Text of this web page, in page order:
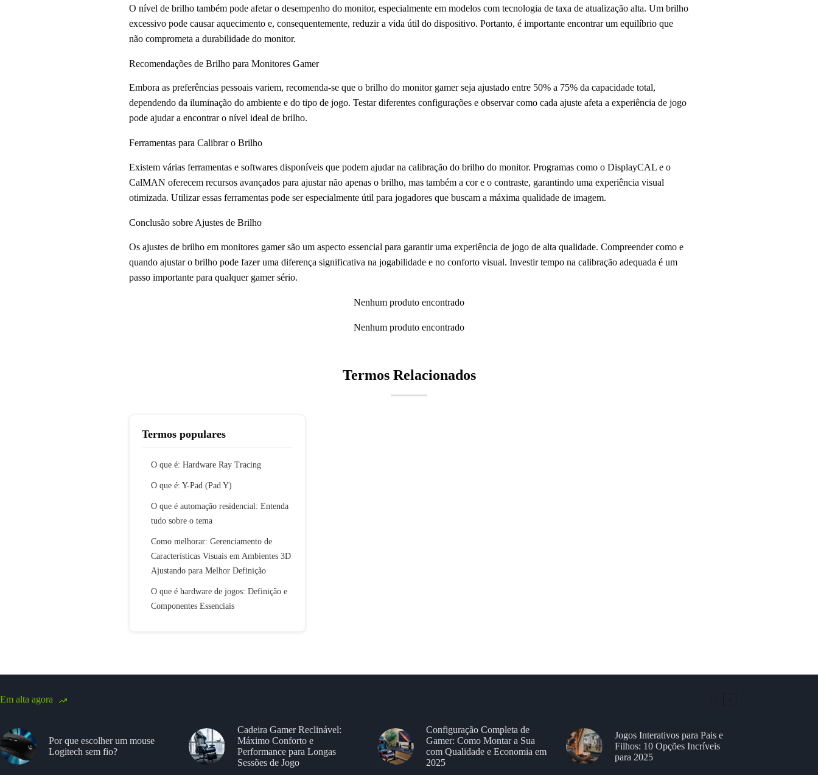
O nível de brilho também pode afetar o desempenho do monitor, especialmente em modelos com tecnologia de taxa de atualização alta. Um brilho
excessivo pode causar aquecimento e, consequentemente, reduzir a vida útil do dispositivo. Portanto, é importante encontrar um equilíbrio que
não comprometa a durabilidade do monitor.
Recomendações de Brilho para Monitores Gamer
Embora as preferências pessoais variem, recomenda-se que o brilho do monitor gamer seja ajustado entre 50% a 75% da capacidade total,
dependendo da iluminação do ambiente e do tipo de jogo. Testar diferentes configurações e observar como cada ajuste afeta a experiência de jogo
pode ajudar a encontrar o nível ideal de brilho.
Ferramentas para Calibrar o Brilho
Existem várias ferramentas e softwares disponíveis que podem ajudar na calibração do brilho do monitor. Programas como o DisplayCAL e o
CalMAN oferecem recursos avançados para ajustar não apenas o brilho, mas também a cor e o contraste, garantindo uma experiência visual
otimizada. Utilizar essas ferramentas pode ser especialmente útil para jogadores que buscam a máxima qualidade de imagem.
Conclusão sobre Ajustes de Brilho
Os ajustes de brilho em monitores gamer são um aspecto essencial para garantir uma experiência de jogo de alta qualidade. Compreender como e
quando ajustar o brilho pode fazer uma diferença significativa na jogabilidade e no conforto visual. Investir tempo na calibração adequada é um
passo importante para qualquer gamer sério.
Nenhum produto encontrado
Nenhum produto encontrado
Termos Relacionados
Termos populares
O que é: Hardware Ray Tracing
O que é: Y-Pad (Pad Y)
O que é automação residencial: Entenda
tudo sobre o tema
Como melhorar: Gerenciamento de
Características Visuais em Ambientes 3D
Ajustando para Melhor Definição
O que é hardware de jogos: Definição e
Componentes Essenciais
Em alta agora
Por que escolher um mouse
Logitech sem fio?
Cadeira Gamer Reclinável:
Máximo Conforto e
Performance para Longas
Sessões de Jogo
Configuração Completa de
Gamer: Como Montar a Sua
com Qualidade e Economia em
2025
Jogos Interativos para Pais e
Filhos: 10 Opções Incríveis
para 2025